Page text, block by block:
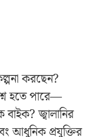
করছেন?
হতে পারে—
জ্বালানির
আধুনিক প্রযুক্তির